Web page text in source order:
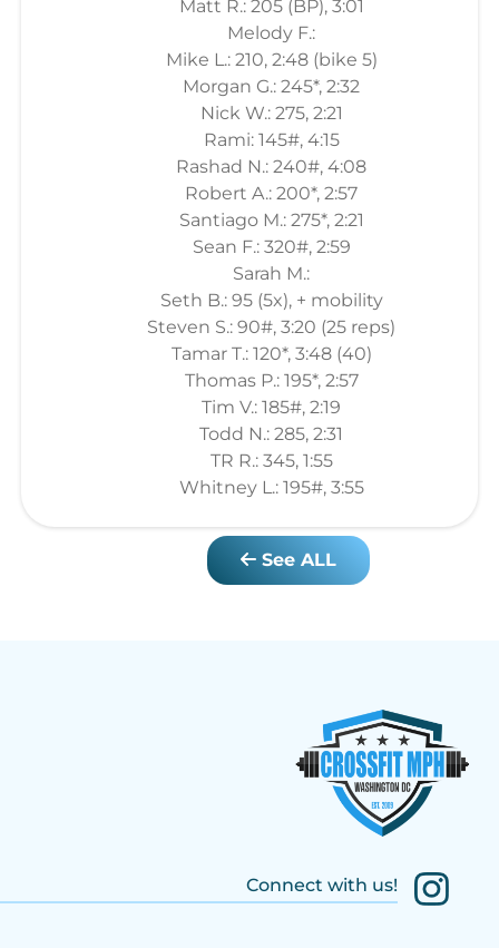
Matt R.: 205 (BP), 3:01
Melody F.:
Mike L.: 210, 2:48 (bike 5)
Morgan G.: 245*, 2:32
Nick W.: 275, 2:21
Rami: 145#, 4:15
Rashad N.: 240#, 4:08
Robert A.: 200*, 2:57
Santiago M.: 275*, 2:21
Sean F.: 320#, 2:59
Sarah M.:
Seth B.: 95 (5x), + mobility
Steven S.: 90#, 3:20 (25 reps)
Tamar T.: 120*, 3:48 (40)
Thomas P.: 195*, 2:57
Tim V.: 185#, 2:19
Todd N.: 285, 2:31
TR R.: 345, 1:55
Whitney L.: 195#, 3:55
See ALL
Connect with us!